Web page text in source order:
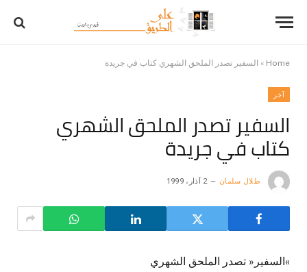
Home
» السفير تصدر الملحق الشهري كتاب في جريدة
آخر
السفير تصدر الملحق الشهري
كتاب في جريدة
طلال سلمان 2 آذار، 1999
»السفير« تصدر الملحق الشهري